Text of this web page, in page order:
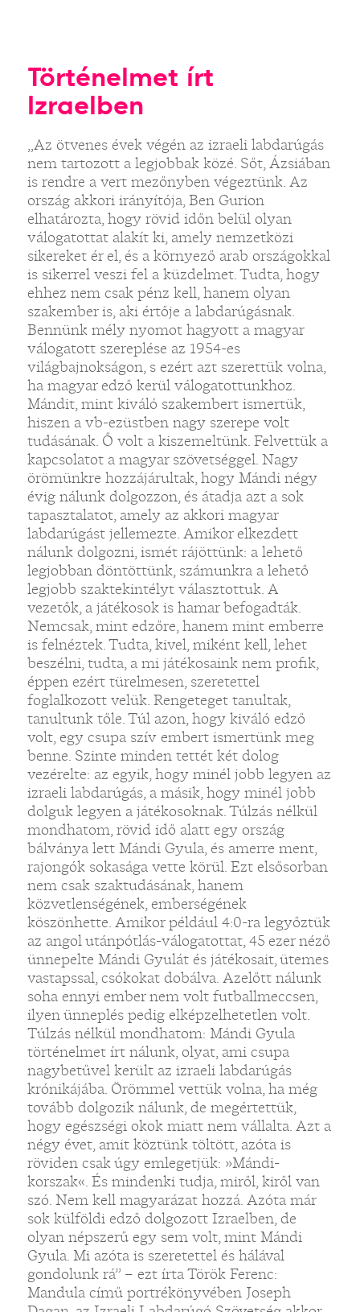
Történelmet írt
Izraelben
„Az ötvenes évek végén az izraeli labdarúgás
nem tartozott a legjobbak közé. Sőt, Ázsiában
is rendre a vert mezőnyben végeztünk. Az
ország akkori irányítója, Ben Gurion
elhatározta, hogy rövid időn belül olyan
válogatottat alakít ki, amely nemzetközi
sikereket ér el, és a környező arab országokkal
is sikerrel veszi fel a küzdelmet. Tudta, hogy
ehhez nem csak pénz kell, hanem olyan
szakember is, aki értője a labdarúgásnak.
Bennünk mély nyomot hagyott a magyar
válogatott szereplése az 1954-es
világbajnokságon, s ezért azt szerettük volna,
ha magyar edző kerül válogatottunkhoz.
Mándit, mint kiváló szakembert ismertük,
hiszen a vb-ezüstben nagy szerepe volt
tudásának. Ő volt a kiszemeltünk. Felvettük a
kapcsolatot a magyar szövetséggel. Nagy
örömünkre hozzájárultak, hogy Mándi négy
évig nálunk dolgozzon, és átadja azt a sok
tapasztalatot, amely az akkori magyar
labdarúgást jellemezte. Amikor elkezdett
nálunk dolgozni, ismét rájöttünk: a lehető
legjobban döntöttünk, számunkra a lehető
legjobb szaktekintélyt választottuk. A
vezetők, a játékosok is hamar befogadták.
Nemcsak, mint edzőre, hanem mint emberre
is felnéztek. Tudta, kivel, miként kell, lehet
beszélni, tudta, a mi játékosaink nem profik,
éppen ezért türelmesen, szeretettel
foglalkozott velük. Rengeteget tanultak,
tanultunk tőle. Túl azon, hogy kiváló edző
volt, egy csupa szív embert ismertünk meg
benne. Szinte minden tettét két dolog
vezérelte: az egyik, hogy minél jobb legyen az
izraeli labdarúgás, a másik, hogy minél jobb
dolguk legyen a játékosoknak. Túlzás nélkül
mondhatom, rövid idő alatt egy ország
bálványa lett Mándi Gyula, és amerre ment,
rajongók sokasága vette körül. Ezt elsősorban
nem csak szaktudásának, hanem
közvetlenségének, emberségének
köszönhette. Amikor például 4:0-ra legyőztük
az angol utánpótlás-válogatottat, 45 ezer néző
ünnepelte Mándi Gyulát és játékosait, ütemes
vastapssal, csókokat dobálva. Azelőtt nálunk
soha ennyi ember nem volt futballmeccsen,
ilyen ünneplés pedig elképzelhetetlen volt.
Túlzás nélkül mondhatom: Mándi Gyula
történelmet írt nálunk, olyat, ami csupa
nagybetűvel került az izraeli labdarúgás
krónikájába. Örömmel vettük volna, ha még
tovább dolgozik nálunk, de megértettük,
hogy egészségi okok miatt nem vállalta. Azt a
négy évet, amit köztünk töltött, azóta is
röviden csak úgy emlegetjük: »Mándi-
korszak«. És mindenki tudja, miről, kiről van
szó. Nem kell magyarázat hozzá. Azóta már
sok külföldi edző dolgozott Izraelben, de
olyan népszerű egy sem volt, mint Mándi
Gyula. Mi azóta is szeretettel és hálával
gondolunk rá” – ezt írta Török Ferenc:
Mandula című portrékönyvében Joseph